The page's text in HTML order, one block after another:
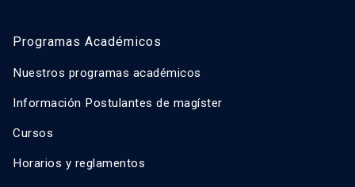
Programas Académicos
Nuestros programas académicos
Información Postulantes de magíster
Cursos
Horarios y reglamentos